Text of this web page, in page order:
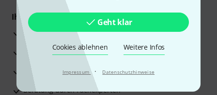
Geht klar
Cookies ablehnen Weitere Infos
Impressum · Datenschutzhinweise
Ihre Vorteile
3 Jahre Thomann Garantie
30 Tage Money-Back-Garantie
Reparaturservice
Beratung durch Fachexperten